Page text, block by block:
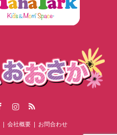
会社概要 お問合わせ